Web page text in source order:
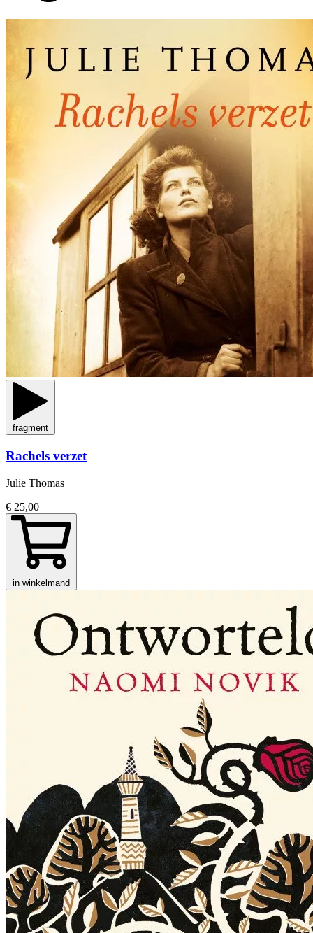
fragment
Rachels verzet
Julie Thomas
€ 25,00
in winkelmand